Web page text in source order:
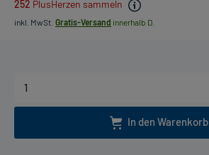
252 PlusHerzen sammeln
inkl. MwSt. Gratis-Versand innerhalb D.
In den Warenkorb